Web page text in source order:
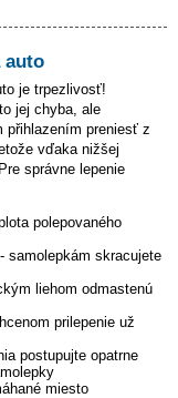
auto
je trpezlivosť!
jej chyba, ale
přihlazením preniesť z
vďaka nižšej
správne lepenie
polepovaného
samolepkám skracujete
liehom odmastenú
prilepenie už
postupujte opatrne
miesto